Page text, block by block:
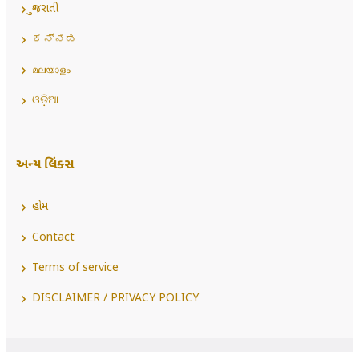
ગુજરાતી
ಕನ್ನಡ
മലയാളം
ଓଡ଼ିଆ
અન્ય લિંક્સ
હોમ
Contact
Terms of service
DISCLAIMER / PRIVACY POLICY